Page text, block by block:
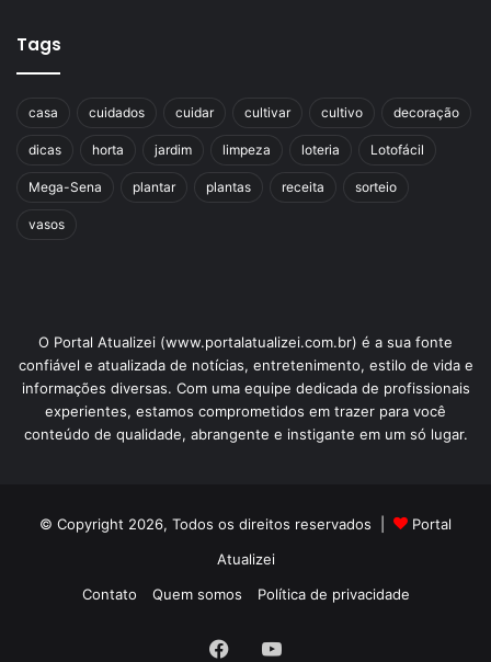
Tags
casa cuidados cuidar cultivar cultivo decoração
dicas horta jardim limpeza loteria Lotofácil
Mega-Sena plantar plantas receita sorteio
vasos
O Portal Atualizei (www.portalatualizei.com.br) é a sua fonte
confiável e atualizada de notícias, entretenimento, estilo de vida e
informações diversas. Com uma equipe dedicada de profissionais
experientes, estamos comprometidos em trazer para você
conteúdo de qualidade, abrangente e instigante em um só lugar.
© Copyright 2026, Todos os direitos reservados |
Portal
Atualizei
Contato
Quem somos Política de privacidade
FacebookYouTube